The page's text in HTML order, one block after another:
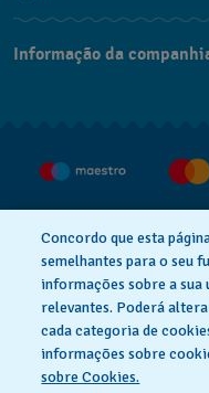
Formulário De
FAQ
Informação da
Aviso De
Concordo que esta
semelhantes para o seu
informações sobre a
relevantes. Poderá
cada categoria de
informações sobre
sobre Cookies.